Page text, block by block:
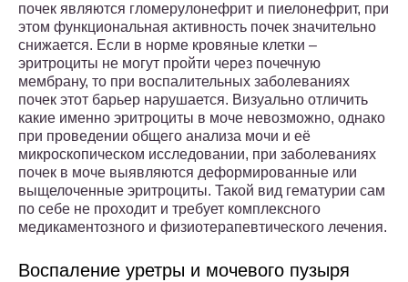
почек являются гломерулонефрит и пиелонефрит, при
этом функциональная активность почек значительно
снижается. Если в норме кровяные клетки –
эритроциты не могут пройти через почечную
мембрану, то при воспалительных заболеваниях
почек этот барьер нарушается. Визуально отличить
какие именно эритроциты в моче невозможно, однако
при проведении общего анализа мочи и её
микроскопическом исследовании, при заболеваниях
почек в моче выявляются деформированные или
выщелоченные эритроциты. Такой вид гематурии сам
по себе не проходит и требует комплексного
медикаментозного и физиотерапевтического лечения.
Воспаление уретры и мочевого пузыря